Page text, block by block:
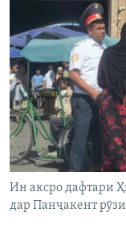
Ин аксро дафтари
дар Панҷакент